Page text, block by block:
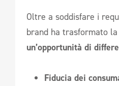
Oltre a soddisfare i
brand ha trasformato
un’opportunità di
Fiducia dei